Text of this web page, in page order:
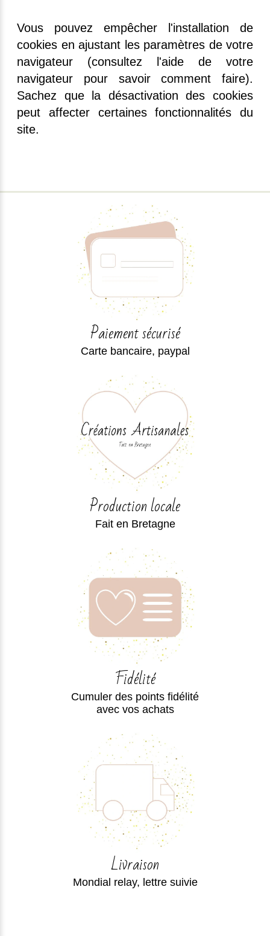
Vous pouvez empêcher l'installation de
cookies en ajustant les paramètres de votre
navigateur (consultez l'aide de votre
navigateur pour savoir comment faire).
Sachez que la désactivation des cookies
peut affecter certaines fonctionnalités du
site.
Paiement sécurisé
Carte bancaire, paypal
Production locale
Fait en Bretagne
Fidélité
Cumuler des points fidélité
avec vos achats
Livraison
Mondial relay, lettre suivie